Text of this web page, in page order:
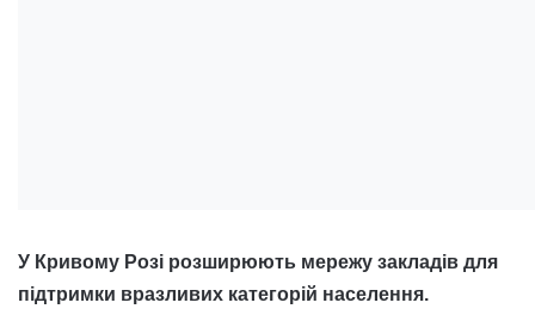
У Кривому Розі розширюють мережу закладів для
підтримки вразливих категорій населення.